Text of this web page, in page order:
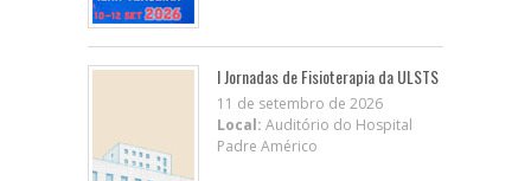
I Jornadas de Fisioterapia da ULSTS
11 de setembro de 2026
Local: Auditório do Hospital
Padre Américo